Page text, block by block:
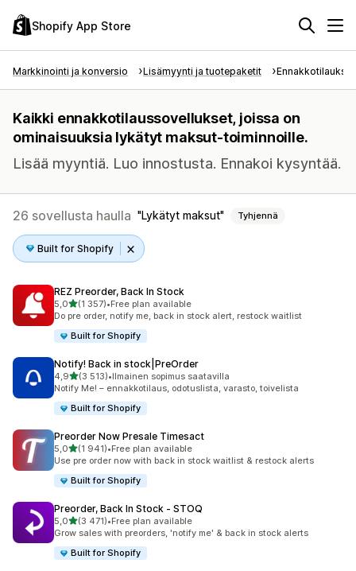
Shopify App Store
Markkinointi ja konversio Lisämyynti ja tuotepaketit Ennakkotilaukset
Kaikki ennakkotilaussovellukset, joissa on
ominaisuuksia lykätyt maksut-toiminnoille.
Lisää myyntiä. Luo innostusta. Ennakoi kysyntää.
26 sovellusta haulla Lykätyt maksut Tyhjennä
Built for Shopify
REZ Preorder, Back In Stock
5,0/ 5 tähteä
(1 357)
1357 arvostelua yhteensä
•Free plan available
Do pre order, notify me, back in stock alert, restock waitlist
Built for Shopify
Notify! Back in stock|PreOrder
4,9/ 5 tähteä
(3 513)
3513 arvostelua yhteensä
•Ilmainen sopimus saatavilla
Notify Me! – ennakkotilaus, odotuslista, varasto, toivelista
Built for Shopify
Preorder Now Presale Timesact
5,0/ 5 tähteä
(1 941)
1941 arvostelua yhteensä
•Free plan available
Use pre order now with back in stock waitlist & restock alerts
Built for Shopify
Preorder, Back In Stock ‑ STOQ
5,0/ 5 tähteä
(3 471)
3471 arvostelua yhteensä
•Free plan available
Grow sales with preorders, 'notify me' & back in stock alerts
Built for Shopify